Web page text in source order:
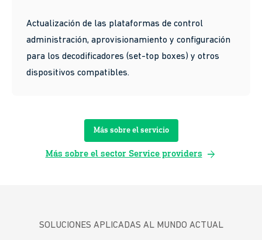
Actualización de las plataformas de control
administración, aprovisionamiento y configuración
para los decodificadores (set-top boxes) y otros
dispositivos compatibles.
Más sobre el servicio
Más sobre el sector Service providers arrow_forward
SOLUCIONES APLICADAS AL MUNDO ACTUAL